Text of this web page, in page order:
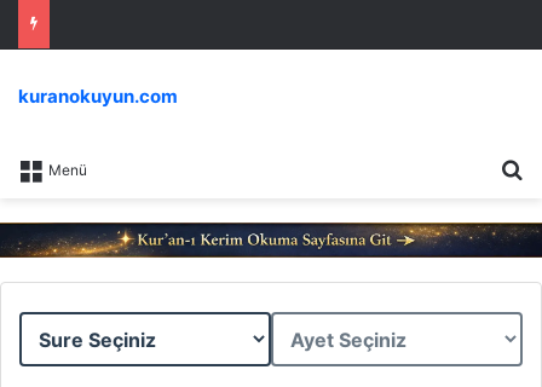
Menü
kuranokuyun.com
Sure
Ayet